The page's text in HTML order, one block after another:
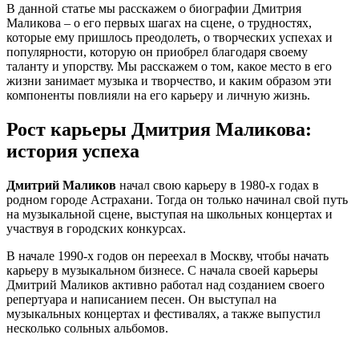
В данной статье мы расскажем о биографии Дмитрия
Маликова – о его первых шагах на сцене, о трудностях,
которые ему пришлось преодолеть, о творческих успехах и
популярности, которую он приобрел благодаря своему
таланту и упорству. Мы расскажем о том, какое место в его
жизни занимает музыка и творчество, и каким образом эти
компоненты повлияли на его карьеру и личную жизнь.
Рост карьеры Дмитрия Маликова:
история успеха
Дмитрий Маликов начал свою карьеру в 1980-х годах в
родном городе Астрахани. Тогда он только начинал свой путь
на музыкальной сцене, выступая на школьных концертах и
участвуя в городских конкурсах.
В начале 1990-х годов он переехал в Москву, чтобы начать
карьеру в музыкальном бизнесе. С начала своей карьеры
Дмитрий Маликов активно работал над созданием своего
репертуара и написанием песен. Он выступал на
музыкальных концертах и фестивалях, а также выпустил
несколько сольных альбомов.